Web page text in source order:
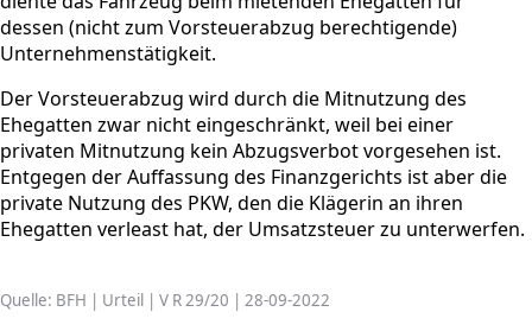
dessen (nicht zum Vorsteuerabzug berechtigende)
Unternehmenstätigkeit.
Der Vorsteuerabzug wird durch die Mitnutzung des
Ehegatten zwar nicht eingeschränkt, weil bei einer
privaten Mitnutzung kein Abzugsverbot vorgesehen ist.
Entgegen der Auffassung des Finanzgerichts ist aber die
private Nutzung des PKW, den die Klägerin an ihren
Ehegatten verleast hat, der Umsatzsteuer zu unterwerfen.
Quelle: BFH | Urteil | V R 29/20 | 28-09-2022